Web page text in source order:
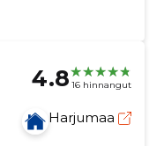
4.8 16 hinnangut
Harjumaa